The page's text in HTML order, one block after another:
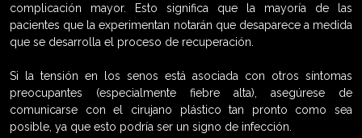
complicación mayor. Esto significa que la mayoría de las
pacientes que la experimentan notarán que desaparece a medida
que se desarrolla el proceso de recuperación.
Si la tensión en los senos está asociada con otros síntomas
preocupantes (especialmente fiebre alta), asegúrese de
comunicarse con el cirujano plástico tan pronto como sea
posible, ya que esto podría ser un signo de infección.